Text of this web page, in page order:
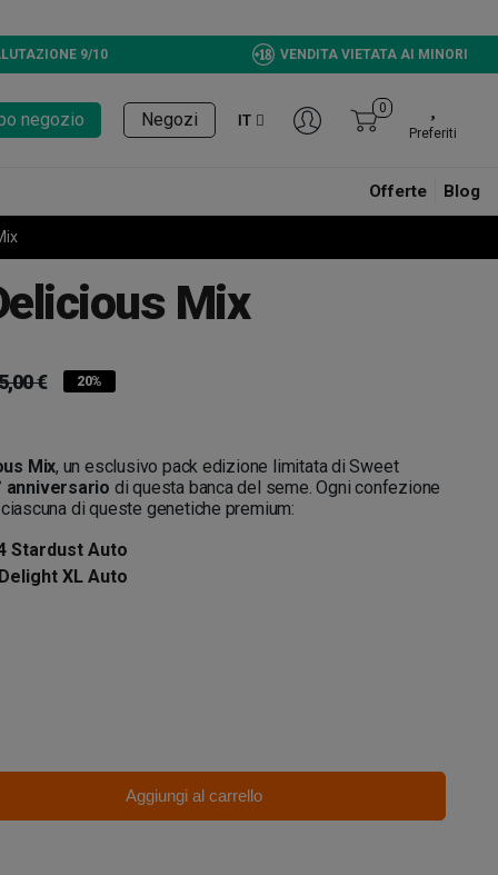
9/10 VENDITA VIETATA AI MINORI
negozio Negozi IT
0
Preferiti
Offerte Blog
Mix
€ 20%
Mix, un esclusivo pack edizione limitata di Sweet
anniversario di questa banca del seme. Ogni confezione
di queste genetiche premium:
Stardust Auto
XL Auto
Aggiungi al carrello